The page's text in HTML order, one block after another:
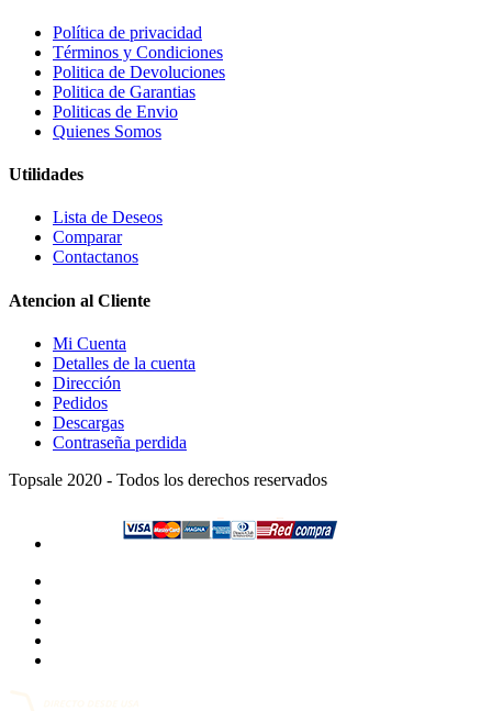
Política de privacidad
Términos y Condiciones
Politica de Devoluciones
Politica de Garantias
Politicas de Envio
Quienes Somos
Utilidades
Lista de Deseos
Comparar
Contactanos
Atencion al Cliente
Mi Cuenta
Detalles de la cuenta
Dirección
Pedidos
Descargas
Contraseña perdida
Topsale 2020 - Todos los derechos reservados